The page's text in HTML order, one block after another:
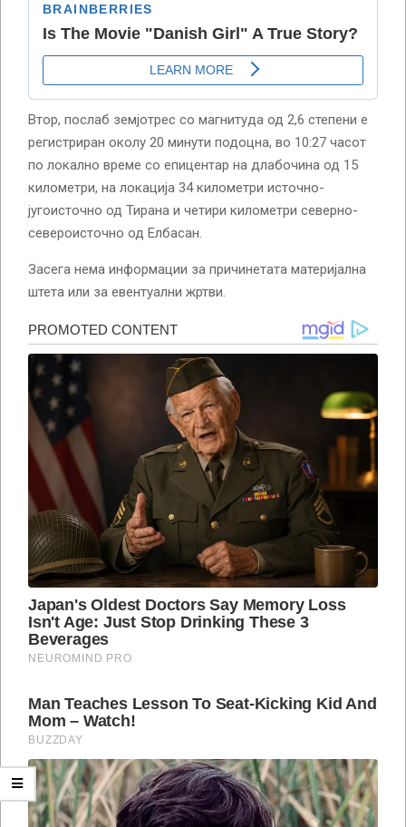
Втор, послаб земјотрес со магнитуда од 2,6 степени е
регистриран околу 20 минути подоцна, во 10:27 часот
по локално време со епицентар на длабочина од 15
километри, на локација 34 километри источно-
југоисточно од Тирана и четири километри северно-
североисточно од Елбасан.
Засега нема информации за причинетата материјална
штета или за евентуални жртви.